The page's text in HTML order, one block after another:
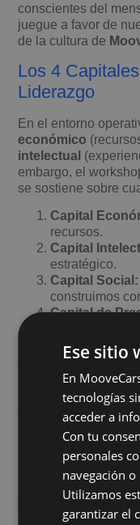
conscientes del
juegue a favor de
de la cultura de
Los 4
Liderazgo
En el entorno
económico
intelectual
embargo, el
se sostiene sobre
Capital
recursos.
Capital
estratégico.
Capital Social:
construimos
Capital de
la energía y la
autenticidad.
Comprender estos
influencia no es algo
habilidad
cualquier otra
Pequeños
humano y
A veces, en
que parecen
Ese sitio
En
tecnologías
acceder a
Con tu
personales
navegación
Utilizamos
garantizar el